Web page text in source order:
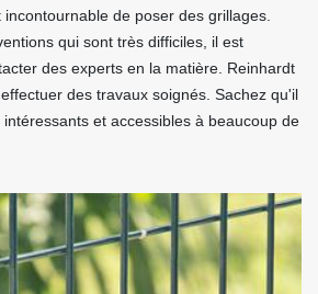
de poser des grillages.
qui sont très difficiles, il est
des experts en la matière. Reinhardt
des travaux soignés. Sachez qu'il
et accessibles à beaucoup de